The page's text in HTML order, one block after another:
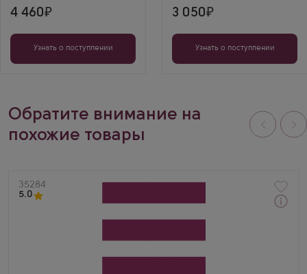
действительно выше
4 460
Узнать о поступлении
любому торжеству.
3 050
Узнать о поступлении
Обратите внимание на
похожие товары
Артикул
35284
5.0